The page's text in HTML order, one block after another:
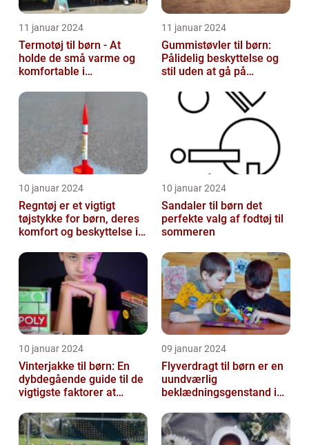
11 januar 2024
Termotøj til børn - At
holde de små varme og
komfortable i
11 januar 2024
Gummistøvler til børn:
Pålidelig beskyttelse og
stil uden at gå på
10 januar 2024
Regntøj er et vigtigt
tøjstykke for børn, deres
komfort og beskyttelse i
10 januar 2024
Sandaler til børn det
perfekte valg af fodtøj til
sommeren
10 januar 2024
Vinterjakke til børn: En
dybdegående guide til de
vigtigste faktorer at
09 januar 2024
Flyverdragt til børn er en
uundværlig
beklædningsgenstand i